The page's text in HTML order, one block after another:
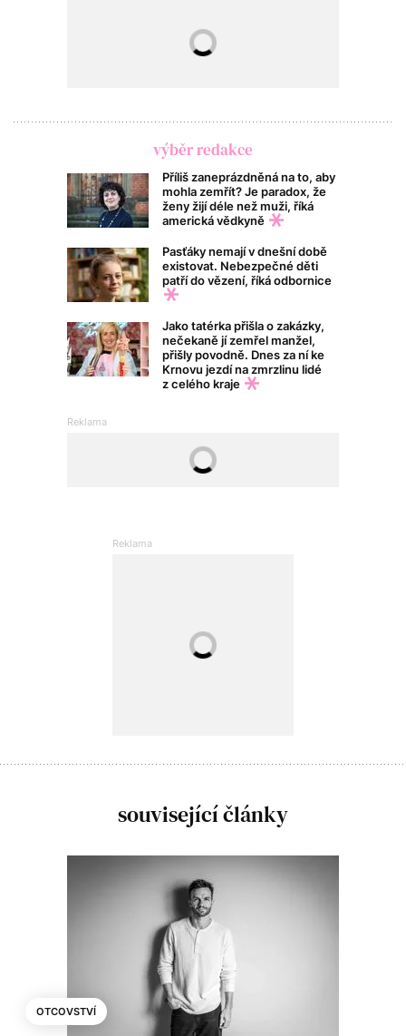
výběr redakce
Příliš zaneprázdněná na to, aby
mohla zemřít? Je paradox, že
ženy žijí déle než muži, říká
americká vědkyně
Pasťáky nemají v dnešní době
existovat. Nebezpečné děti
patří do vězení, říká odbornice
Jako tatérka přišla o zakázky,
nečekaně jí zemřel manžel,
přišly povodně. Dnes za ní ke
Krnovu jezdí na zmrzlinu lidé
z celého kraje
související články
OTCOVSTVÍ